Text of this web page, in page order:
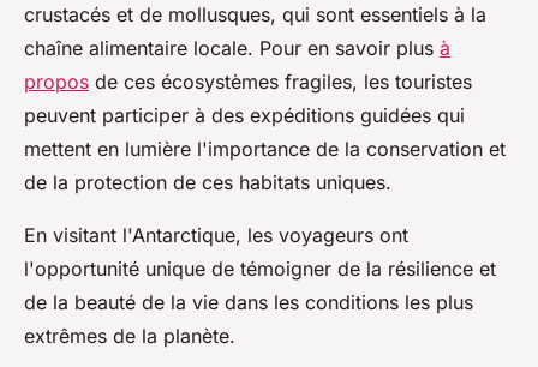
crustacés et de mollusques, qui sont essentiels à la
chaîne alimentaire locale. Pour en savoir plus à
propos de ces écosystèmes fragiles, les touristes
peuvent participer à des expéditions guidées qui
mettent en lumière l'importance de la conservation et
de la protection de ces habitats uniques.
En visitant l'Antarctique, les voyageurs ont
l'opportunité unique de témoigner de la résilience et
de la beauté de la vie dans les conditions les plus
extrêmes de la planète.